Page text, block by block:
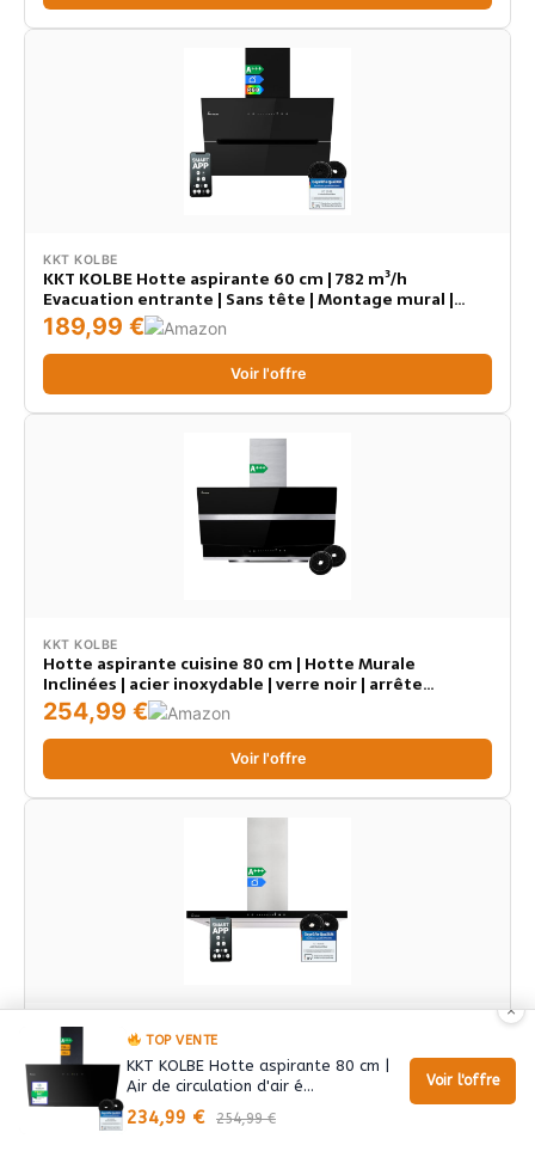
KKT KOLBE
KKT KOLBE Hotte aspirante 60 cm | 782 m³/h
Evacuation entrante | Sans tête | Montage mural |
Verre noir | Smart WiFi App Wi-Fi | Éclairage LED RGBW
| ECCO6005SM
189,99 €
Voir l'offre
KKT KOLBE
Hotte aspirante cuisine 80 cm | Hotte Murale
Inclinées | acier inoxydable | verre noir | arrête
automatiquement | Opération tactile | HERMES8005S
254,99 €
Voir l'offre
KKT KOLBE
Hotte aspirante cuisine 90 cm | Hotte Îlot | acier
inoxydable | verre noir | WiFi | arrête
automatiquement | Opération tactile | FLAT-INSEL-6
504,99 €
×
TOP VENTE
KKT KOLBE Hotte aspirante 80 cm |
Air de circulation d'air é…
234,99 € 254,99 €
Voir l'offre